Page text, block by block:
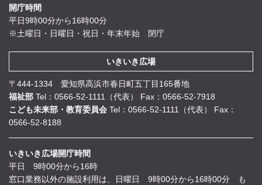
開庁時間
平日9時00分から16時00分
※土曜日・日曜日・祝日・年末年始 閉庁
いきいき広場
〒444-1334 愛知県高浜市春日町五丁目165番地
福祉部 Tel：0566-52-1111（代表）
Fax：0566-52-7918
こども未来部・教育委員会 Tel：0566-52-1111（代表）
Fax：
0566-52-8188
いきいき広場開庁時間
平日 9時00分から16時
窓口業務以外の施設利用は、日曜日 9時00分から16時00分 も